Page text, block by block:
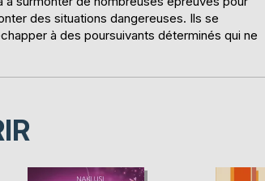
des situations dangereuses. Ils se
à des poursuivants déterminés qui ne